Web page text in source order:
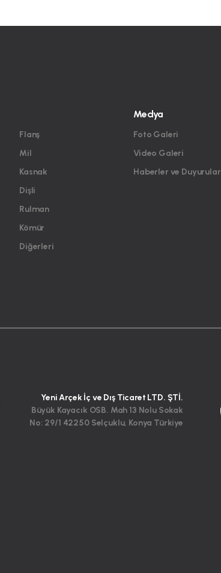
Flanş
Mil
Kasnak
Dişli
Rulman
Kömür
Diğerleri
Medya
Foto Galeri
Video Galeri
Haberler ve Duyurular
Yeni Arçek İç ve Dış Ticaret LTD. ŞTİ.
Büyük Kayacık OSB. Mah 13 Nolu Sokak
No: 29/1 42250 Selçuklu, Konya Türkiye